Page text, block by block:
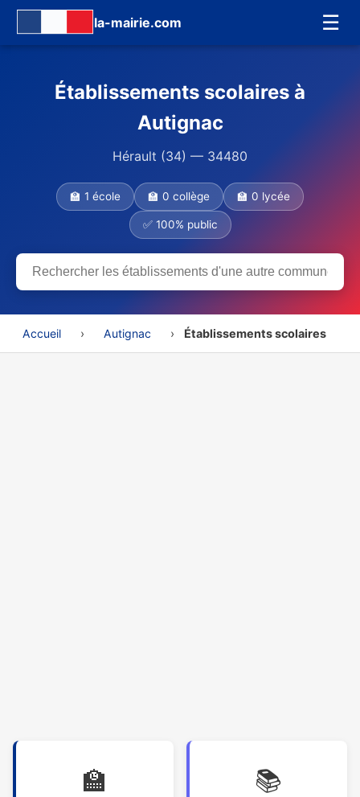
la-mairie.com ☰
Établissements scolaires à
Autignac
Hérault (34) — 34480
🏫 1 école 🏫 0 collège 🏫 0 lycée
✅ 100% public
Accueil › Autignac › Établissements scolaires
🏫
📚